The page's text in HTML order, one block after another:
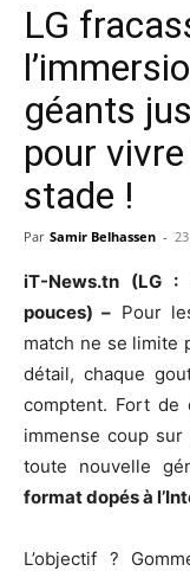
LG
géants
pour
stade !
Par Samir Belhassen -
iT-News.tn (LG :
pouces) – Pour
match ne se limite
détail, chaque
comptent. Fort de
immense coup
toute nouvelle
format dopés à
L’objectif ?